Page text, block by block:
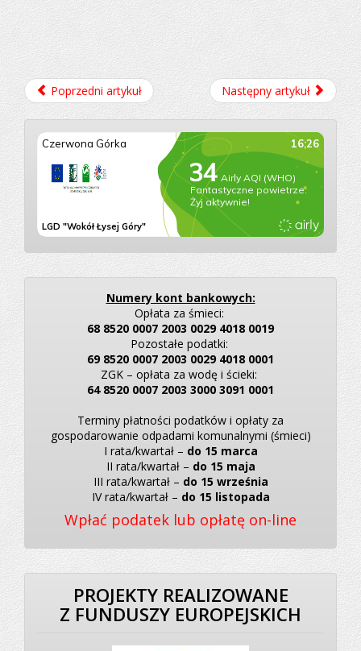
62
Osełków
Mieszkańcy
powinni
rozpocząć
działania
złożenia
wniosków
o określenie
warunków
przyłączenia
wraz
z mapą
w skali
1:500
z zaznaczoną
proponowaną
lokalizacją
gazowej.
Wniosek
jako
tekstem,
wersja
pobrania
Gminy.
oraz
pomoc
w wypełnieniu
wniosku
uzyskać
w
nr
urzędu
nr
Poprzedni artykuł Następny artykuł
Numery kont bankowych:
Opłata za śmieci:
68 8520 0007 2003 0029 4018 0019
Pozostałe podatki:
69 8520 0007 2003 0029 4018 0001
ZGK – opłata za wodę i ścieki:
64 8520 0007 2003 3000 3091 0001
Terminy płatności podatków i opłaty za
gospodarowanie odpadami komunalnymi (śmieci)
I rata/kwartał – do 15 marca
II rata/kwartał – do 15 maja
III rata/kwartał – do 15 września
IV rata/kwartał – do 15 listopada
Wpłać podatek lub opłatę on-line
PROJEKTY REALIZOWANE
Z FUNDUSZY EUROPEJSKICH